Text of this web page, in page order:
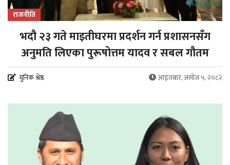
राजनीति
भदौ २३ गते माइतीघरमा प्रदर्शन गर्न प्रशासनसँग
अनुमति लिएका पुरूषोत्तम यादव र सबल गौतम
युनिक श्रेष्ठ आइतबार, असोज ५, २०८२